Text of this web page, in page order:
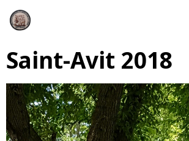
Saint-Avit 2018